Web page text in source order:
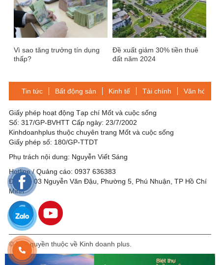
Vì sao tăng trưởng tín dụng
thấp?
Đề xuất giảm 30% tiền thuê
đất năm 2024
Tin tức Bất động sản Kinh tế Tài chính Văn hóa-
Giấy phép hoạt động Tạp chí Mốt và cuộc sống
Số: 317/GP-BVHTT Cấp ngày: 23/7/2002
Kinhdoanhplus thuộc chuyên trang Mốt và cuộc sống
Giấy phép số: 180/GP-TTDT
Phụ trách nội dung: Nguyễn Viết Sáng
Hotline / Quảng cáo: 0937 636383
Địa chỉ: 03 Nguyễn Văn Đậu, Phường 5, Phú Nhuận, TP Hồ Chí
Minh
© Bản quyền thuộc về Kinh doanh plus.